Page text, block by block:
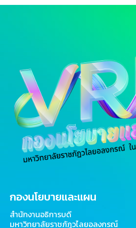
กองนโยบายและแผน
สำนักงานอธิการบดี
มหาวิทยาลัยราชภัฏวไลยอลงกรณ์